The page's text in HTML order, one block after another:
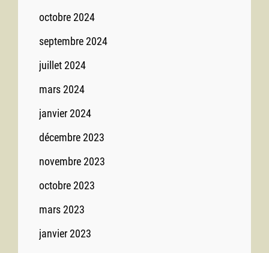
octobre 2024
septembre 2024
juillet 2024
mars 2024
janvier 2024
décembre 2023
novembre 2023
octobre 2023
mars 2023
janvier 2023